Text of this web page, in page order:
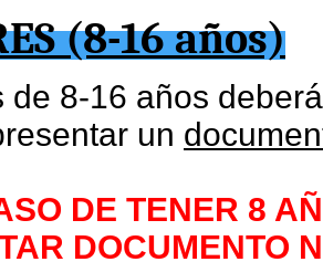
(8-16 años)
de 8-16 años
un
DE TENER 8
DOCUMENTO